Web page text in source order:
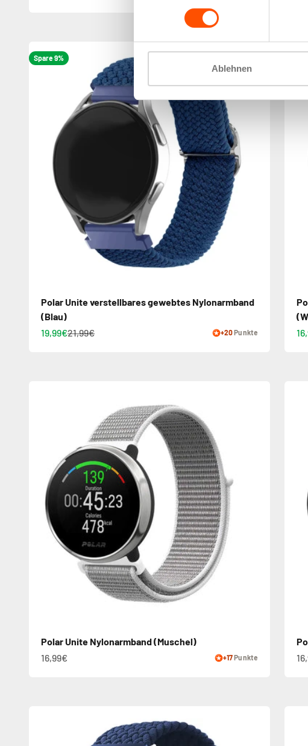
Ablehnen
Spare 9%
Polar Unite verstellbares gewebtes Nylonarmband
(Blau)
19,99€21,99€ +20Punkte
Polar Unite Nylonarmband (Muschel)
16,99€
+17Punkte